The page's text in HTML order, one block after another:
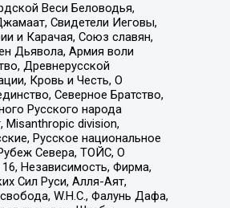
Веси Беловодья,
Свидетели Иеговы,
и Карачая, Союз славян,
Дьявола, Армия воли
Древнерусской
Кровь и Честь, О
Северное Братство,
Русского народа
Misanthropic division,
Русское национальное
Севера, ТОЙС, О
Независимость, Фирма,
Сил Руси, Алля-Аят,
W.H.С., Фалунь Дафа,